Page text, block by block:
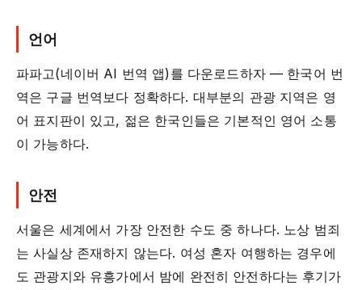
언어
파파고(네이버 AI 번역 앱)를 다운로드하자 — 한국어 번
역은 구글 번역보다 정확하다. 대부분의 관광 지역은 영
어 표지판이 있고, 젊은 한국인들은 기본적인 영어 소통
이 가능하다.
안전
서울은 세계에서 가장 안전한 수도 중 하나다. 노상 범죄
는 사실상 존재하지 않는다. 여성 혼자 여행하는 경우에
도 관광지와 유흥가에서 밤에 완전히 안전하다는 후기가